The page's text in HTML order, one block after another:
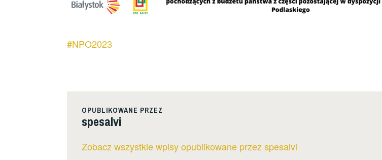
#NPO2023
OPUBLIKOWANE PRZEZ
spesalvi
Zobacz wszystkie wpisy opublikowane przez spesalvi